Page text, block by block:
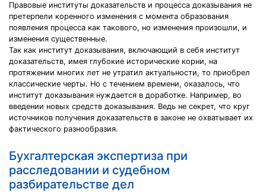
Правовые институты доказательств и процесса доказывания не
претерпели коренного изменения с момента образования
появления процесса как такового, но изменения произошли, и
изменения существенные.
Так как институт доказывания, включающий в себя институт
доказательств, имея глубокие исторические корни, на
протяжении многих лет не утратил актуальности, то приобрел
классические черты. Но с течением времени, оказалось, что
институт доказывания нуждается в доработке. Например, во
введении новых средств доказывания. Ведь не секрет, что круг
источников получения доказательств в законе не охватывает их
фактического разнообразия.
Бухгалтерская экспертиза при
расследовании и судебном
разбирательстве дел